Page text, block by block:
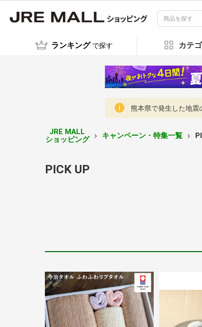
ランキング で探す カテ
熊本県で発生した地震
JRE MALL
ショッピング
キャンペーン・特集一覧
PICK UP